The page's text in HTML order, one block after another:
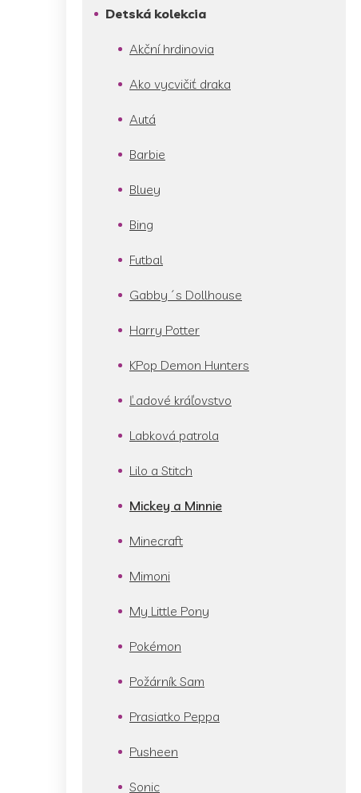
Detská kolekcia
Akční hrdinovia
Ako vycvičiť draka
Autá
Barbie
Bluey
Bing
Futbal
Gabby´s Dollhouse
Harry Potter
KPop Demon Hunters
Ľadové kráľovstvo
Labková patrola
Lilo a Stitch
Mickey a Minnie
Minecraft
Mimoni
My Little Pony
Pokémon
Požárník Sam
Prasiatko Peppa
Pusheen
Sonic